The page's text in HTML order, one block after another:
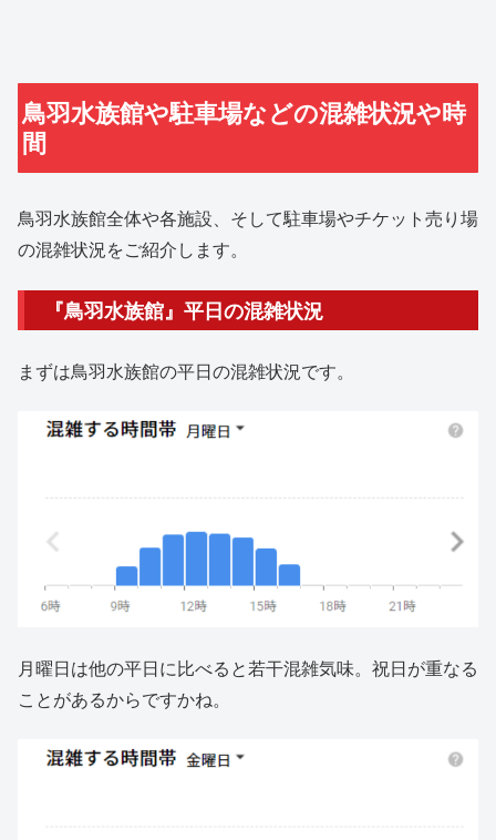
鳥羽水族館や駐車場などの混雑状況や時
間
鳥羽水族館全体や各施設、そして駐車場やチケット売り場
の混雑状況をご紹介します。
『鳥羽水族館』平日の混雑状況
まずは鳥羽水族館の平日の混雑状況です。
月曜日は他の平日に比べると若干混雑気味。祝日が重なる
ことがあるからですかね。